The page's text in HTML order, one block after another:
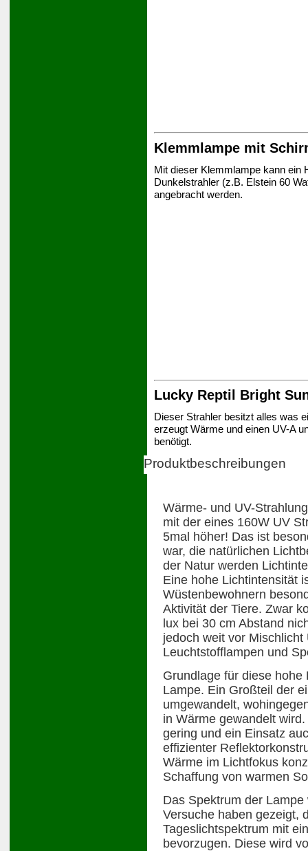
Klemmlampe mit
Mit dieser Klemmlampe kann ein
Dunkelstrahler (z.B. Elstein 60
angebracht werden.
Lucky Reptil Bright
Dieser Strahler besitzt alles was
erzeugt Wärme und einen UV-A
benötigt.
Produktbeschreibungen
Wärme- und UV-
mit der eines 160W UV
5mal höher! Das ist
war, die natürlichen
der Natur werden
Eine hohe Lichtintensität
Wüstenbewohnern
Aktivität der Tiere. Zwar
lux bei 30 cm Abstand
jedoch weit vor
Leuchtstofflampen und
Grundlage für diese
Lampe. Ein Großteil der
umgewandelt,
in Wärme gewandelt
gering und ein Einsatz
effizienter
Wärme im Lichtfokus
Schaffung von warmen
Das Spektrum der
Versuche haben gezeigt,
Tageslichtspektrum mit
bevorzugen. Diese wird